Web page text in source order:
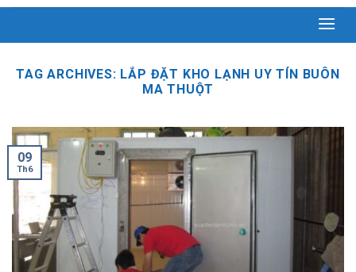
TAG ARCHIVES: LẮP ĐẶT KHO LẠNH UY TÍN BUÔN
MA THUỘT
09
Th6